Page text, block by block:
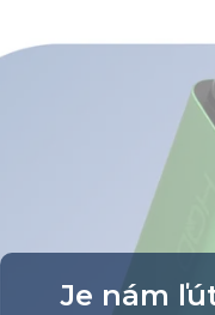
Je nám